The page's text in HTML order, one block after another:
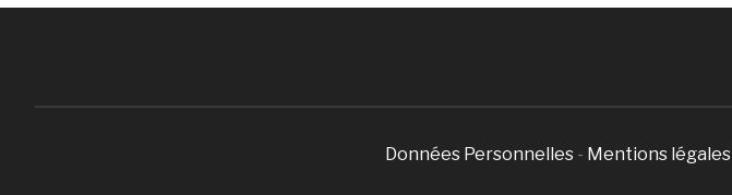
Données Personnelles - Mentions légales